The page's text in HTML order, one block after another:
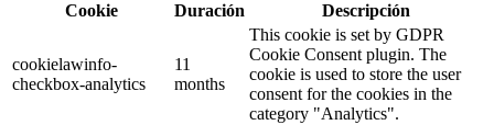
Cookie
Duración Descripción
cookielawinfo-
checkbox-analytics
11
months
This cookie is set by GDPR
Cookie Consent plugin. The
cookie is used to store the user
consent for the cookies in the
category "Analytics".